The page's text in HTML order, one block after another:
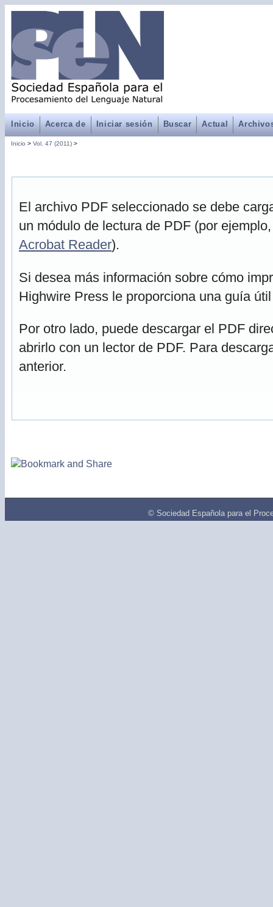
Inicio Acerca de Iniciar sesión Buscar Actual
Inicio > Vol. 47 (2011) >
El archivo PDF seleccionado se debe
un módulo de lectura de PDF (por
Acrobat Reader).
Si desea más información sobre cómo
Highwire Press le proporciona una guía
Por otro lado, puede descargar el PDF
abrirlo con un lector de PDF. Para
anterior.
© Sociedad Española para el